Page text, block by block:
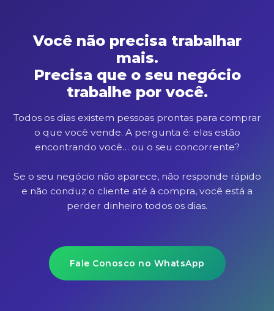
Você não precisa trabalhar
mais.
Precisa que o seu negócio
trabalhe por você.
Todos os dias existem pessoas prontas para comprar
o que você vende. A pergunta é: elas estão
encontrando você… ou o seu concorrente?
Se o seu negócio não aparece, não responde rápido
e não conduz o cliente até à compra, você está a
perder dinheiro todos os dias.
Fale Conosco no WhatsApp